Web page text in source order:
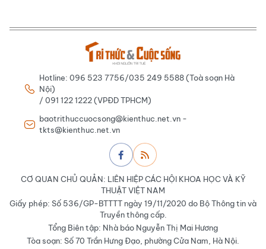
Hotline: 096 523 7756/035 249 5588 (Toà soạn Hà
Nội)
/ 091 122 1222 (VPĐD TPHCM)
baotrithuccuocsong@kienthuc.net.vn -
tkts@kienthuc.net.vn
CƠ QUAN CHỦ QUẢN: LIÊN HIỆP CÁC HỘI KHOA HỌC VÀ KỸ
THUẬT VIỆT NAM
Giấy phép: Số 536/GP-BTTTT ngày 19/11/2020 do Bộ Thông tin và
Truyền thông cấp.
Tổng Biên tập: Nhà báo Nguyễn Thị Mai Hương
Tòa soạn: Số 70 Trần Hưng Đạo, phường Cửa Nam, Hà Nội.